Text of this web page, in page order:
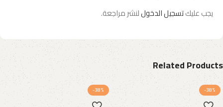
يجب عليكتسجيل الدخوللنشر مراجعة.
Related Products
-38%
-38%